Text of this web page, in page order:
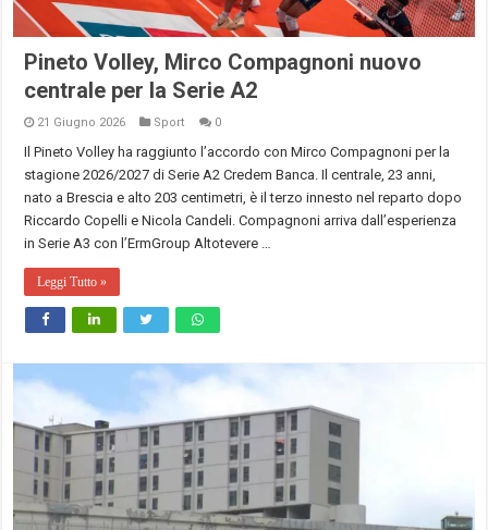
Pineto Volley, Mirco Compagnoni nuovo
centrale per la Serie A2
21 Giugno 2026 Sport 0
Il Pineto Volley ha raggiunto l’accordo con Mirco Compagnoni per la
stagione 2026/2027 di Serie A2 Credem Banca. Il centrale, 23 anni,
nato a Brescia e alto 203 centimetri, è il terzo innesto nel reparto dopo
Riccardo Copelli e Nicola Candeli. Compagnoni arriva dall’esperienza
in Serie A3 con l’ErmGroup Altotevere …
Leggi Tutto »